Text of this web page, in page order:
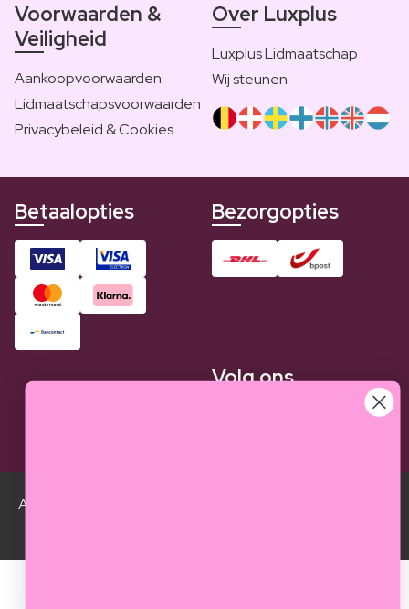
Voorwaarden &
Veiligheid
Aankoopvoorwaarden
Lidmaatschapsvoorwaarden
Privacybeleid & Cookies
Over Luxplus
Luxplus Lidmaatschap
Wij steunen
Betaalopties Bezorgopties
Volg ons
Alle Luxplus ledenprijzen zijn weergegeven in vergelijking